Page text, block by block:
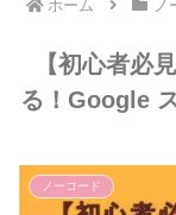
ホーム ノ
【初心者必
る！Google
ノーコード